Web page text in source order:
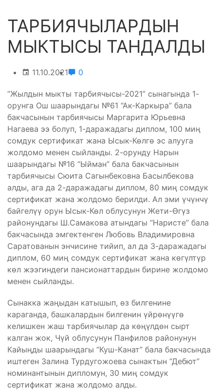
ТАРБИЯЧЫЛАРДЫН
МЫКТЫСЫ ТАНДАЛДЫ
11.10.2021 0
“Жылдын мыкты тарбиячысы-2021” сынагында 1-
орунга Ош шаарындагы №61 “Ак-Каркыра” бала
бакчасынын тарбиячысы Маргарита Юрьевна
Нагаева ээ болуп, 1-даражадагы диплом, 100 миң
сомдук сертификат жана Ысык-Көлгө эс алууга
жолдомо менен сыйланды. 2-орунду Нарын
шаарындагы №16 “Ыйман” бала бакчасынын
тарбиячысы Сюита Сагынбековна Басылбекова
алды, ага да 2-даражадагы диплом, 80 миң сомдук
сертификат жана жолдомо берилди. Ал эми үчүнчү
байгелүү орун Ысык-Көл облусунун Жети-Өгүз
районундагы Ш.Самакова атындагы “Наристе” бала
бакчасында эмгектенген Любовь Владимировна
Саратованын энчисине тийип, ал да 3-даражадагы
диплом, 60 миң сомдук сертификат жана көгүлтүр
көл жээгиндеги пансионаттардын бирине жолдомо
менен сыйланды.
Сынакка жаңыдан катышып, өз билгенине
караганда, башкалардын билгенин үйрөнүүгө
келишкен жаш тарбиячылар да көңүлдөн сырт
калган жок, Чүй облусунун Панфилов районунун
Кайыңды шаарындагы “Куш-Канат” бала бакчасында
иштеген Залина Турдугожоева сынактын “Дебют”
номинантынын дипломун, 30 миң сомдук
сертификат жана жолдомо алды.